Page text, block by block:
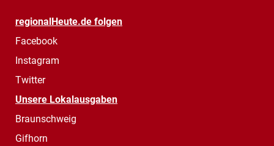
regionalHeute.de folgen
Facebook
Instagram
Twitter
Unsere Lokalausgaben
Braunschweig
Gifhorn